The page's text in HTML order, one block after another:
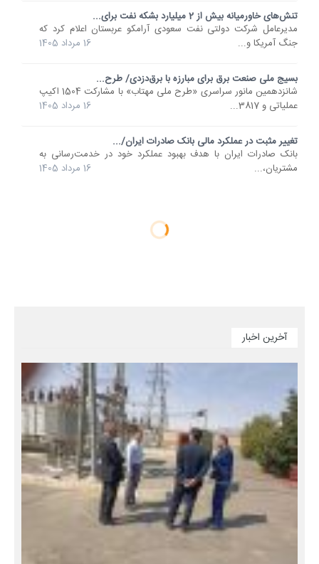
تنش‌های خاورمیانه بیش از 2 میلیارد بشکه نفت برای...
مدیرعامل شرکت دولتی نفت سعودی آرامکو عربستان اعلام کرد که
جنگ آمریکا و...
16 مرداد 1405
بسیج ملی صنعت برق برای مبارزه با برق‌دزدی/ طرح...
شانزدهمین مانور سراسری «طرح ملی مهتاب» با مشارکت 1504 اکیپ
عملیاتی و 3817...
16 مرداد 1405
تغییر مثبت در عملکرد مالی بانک صادرات ایران/...
​بانک صادرات ایران با هدف بهبود عملکرد خود در خدمت‌رسانی به
مشتریان،...
16 مرداد 1405
آخرین اخبار